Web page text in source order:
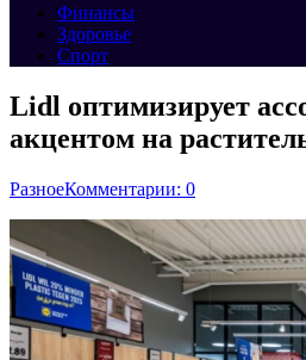
Финансы
Здоровье
Спорт
Lidl оптимизирует
акцентом на
РазноеКомментарии: 0